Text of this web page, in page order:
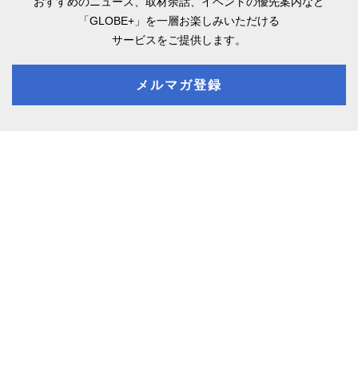
「GLOBE+」を一層お楽しみいただける
サービスをご提供します。
メルマガ登録